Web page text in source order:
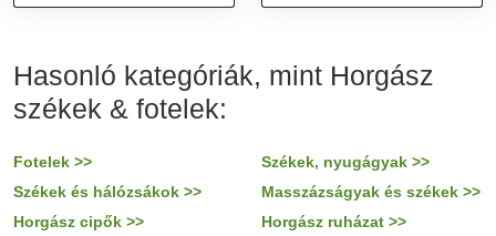
szövettel (BB-10045)
kemping, horgászat, Verk
Hasonló kategóriák, mint Horgász
székek & fotelek:
Fotelek >>
Székek, nyugágyak >>
Székek és hálózsákok >>
Masszázságyak és székek >>
Horgász cipők >>
Horgász ruházat >>